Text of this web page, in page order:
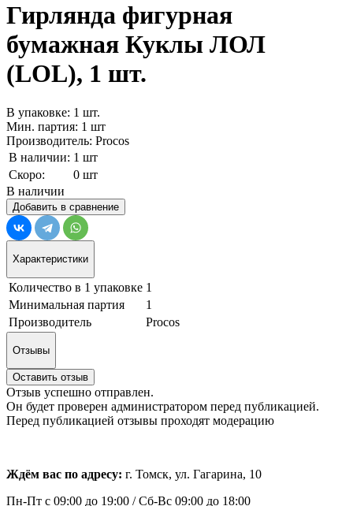
Гирлянда фигурная
бумажная Куклы ЛОЛ
(LOL), 1 шт.
В упаковке: 1 шт.
Мин. партия: 1 шт
Производитель: Procos
В наличии: 1 шт
Скоро:
0 шт
В наличии
Добавить в сравнение
Характеристики
Количество в 1 упаковке 1
Минимальная партия
1
Производитель
Procos
Отзывы
Оставить отзыв
Отзыв успешно отправлен.
Он будет проверен администратором перед публикацией.
Перед публикацией отзывы проходят модерацию
Ждём вас по адресу: г. Томск, ул. Гагарина, 10
Пн-Пт с 09:00 до 19:00 /Сб-Вс 09:00 до 18:00